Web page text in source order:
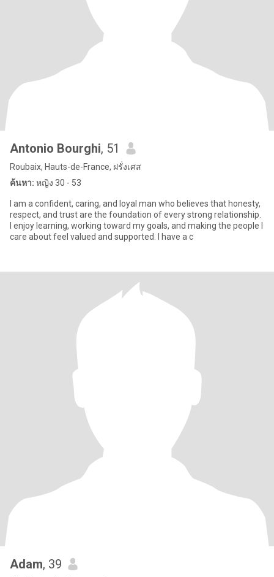
Antonio Bourghi, 51
Roubaix, Hauts-de-France, ฝรั่งเศส
ค้นหา: หญิง 30 - 53
I am a confident, caring, and loyal man who believes that honesty,
respect, and trust are the foundation of every strong relationship.
I enjoy learning, working toward my goals, and making the people I
care about feel valued and supported. I have a c
Adam, 39